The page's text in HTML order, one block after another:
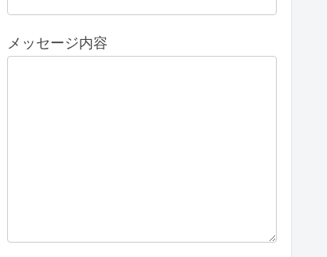
メッセージ内容